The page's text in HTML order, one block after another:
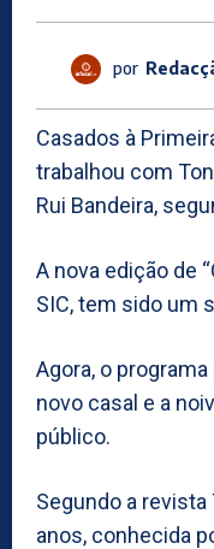
por
Casados à
trabalhou com
Rui Bandeira,
A nova edição de
SIC, tem sido um
Agora, o
novo casal e a
público.
Segundo a revista
anos, conhecida